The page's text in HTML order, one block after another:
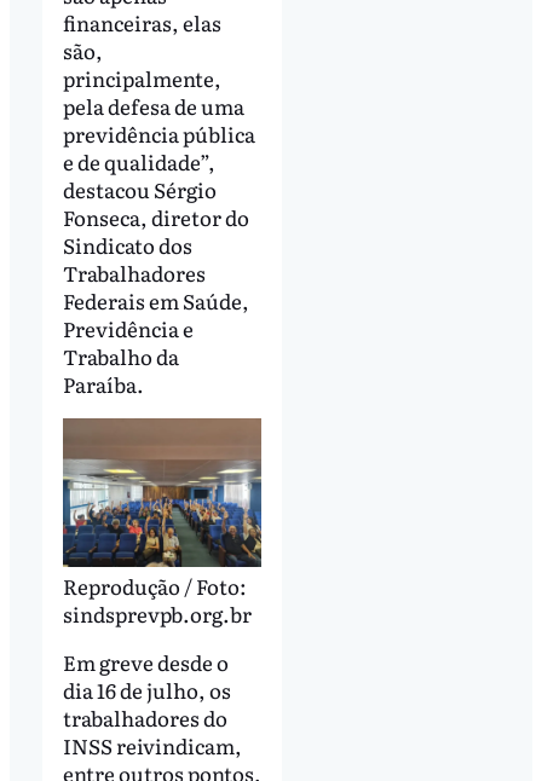
financeiras, elas
são,
principalmente,
pela defesa de uma
previdência pública
e de qualidade”,
destacou Sérgio
Fonseca, diretor do
Sindicato dos
Trabalhadores
Federais em Saúde,
Previdência e
Trabalho da
Paraíba.
Reprodução / Foto:
sindsprevpb.org.br
Em greve desde o
dia 16 de julho, os
trabalhadores do
INSS reivindicam,
entre outros pontos,